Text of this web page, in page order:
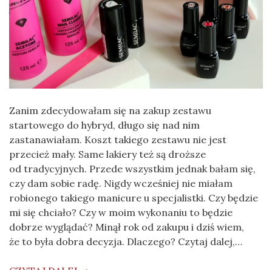
Zanim zdecydowałam się na zakup zestawu
startowego do hybryd, długo się nad nim
zastanawiałam. Koszt takiego zestawu nie jest
przecież mały. Same lakiery też są droższe
od tradycyjnych. Przede wszystkim jednak bałam się,
czy dam sobie radę. Nigdy wcześniej nie miałam
robionego takiego manicure u specjalistki. Czy będzie
mi się chciało? Czy w moim wykonaniu to będzie
dobrze wyglądać? Minął rok od zakupu i dziś wiem,
że to była dobra decyzja. Dlaczego? Czytaj dalej,…